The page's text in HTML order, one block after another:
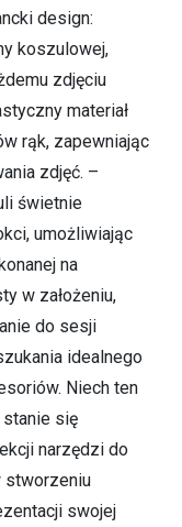
design:
koszulowej,
zdjęciu
materiał
rąk, zapewniając
zdjęć. –
świetnie
umożliwiając
na
w założeniu,
do sesji
idealnego
Niech ten
się
narzędzi do
stworzeniu
swojej